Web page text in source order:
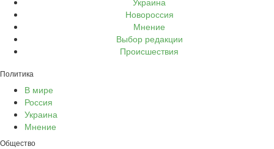
Новороссия
Мнение
Выбор редакции
Происшествия
Политика
В мире
Россия
Украина
Мнение
Общество